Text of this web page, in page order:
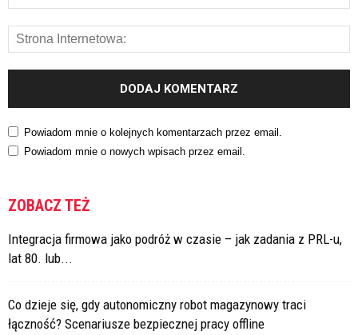
Powiadom mnie o kolejnych komentarzach przez email.
Powiadom mnie o nowych wpisach przez email.
ZOBACZ TEŻ
Integracja firmowa jako podróż w czasie – jak zadania z PRL-u,
lat 80. lub...
Co dzieje się, gdy autonomiczny robot magazynowy traci
łączność? Scenariusze bezpiecznej pracy offline